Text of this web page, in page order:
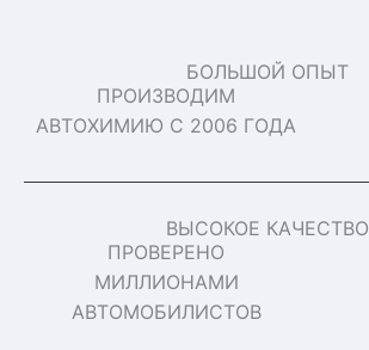
БОЛЬШОЙ ОПЫТ
ПРОИЗВОДИМ
АВТОХИМИЮ С 2006 ГОДА
ВЫСОКОЕ КАЧЕСТВО
ПРОВЕРЕНО
МИЛЛИОНАМИ
АВТОМОБИЛИСТОВ